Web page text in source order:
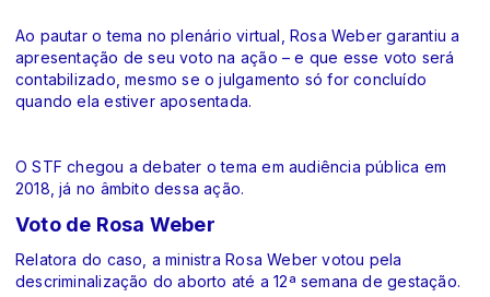
Ao pautar o tema no plenário virtual, Rosa Weber garantiu a
apresentação de seu voto na ação – e que esse voto será
contabilizado, mesmo se o julgamento só for concluído
quando ela estiver aposentada.
O STF chegou a debater o tema em audiência pública em
2018, já no âmbito dessa ação.
Voto de Rosa Weber
Relatora do caso, a ministra Rosa Weber votou pela
descriminalização do aborto até a 12ª semana de gestação.